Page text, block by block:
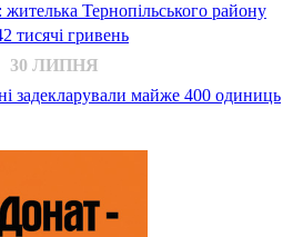
Тернопільського району
тисячі гривень
30 ЛИПНЯ
задекларували майже 400 одиниць